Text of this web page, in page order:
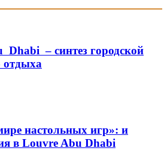
– синтез городской
отдыха
настольных игр»: и
в Louvre Abu Dhabi